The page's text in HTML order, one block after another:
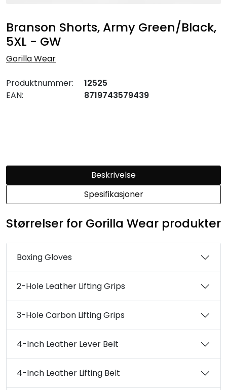
Branson Shorts, Army Green/Black,
5XL - GW
Gorilla Wear
Produktnummer:
12525
EAN:
8719743579439
Beskrivelse
Spesifikasjoner
Størrelser for Gorilla Wear produkter
Boxing Gloves
2-Hole Leather Lifting Grips
3-Hole Carbon Lifting Grips
4-Inch Leather Lever Belt
4-Inch Leather Lifting Belt